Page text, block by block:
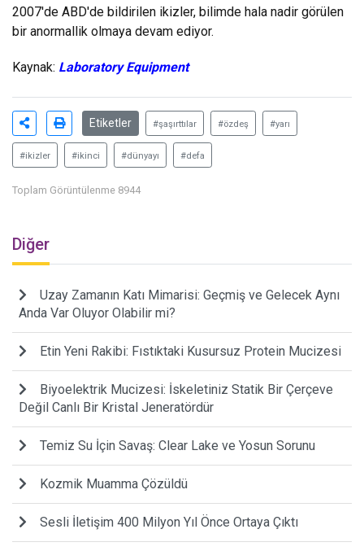
2007'de ABD'de bildirilen ikizler, bilimde hala nadir görülen
bir anormallik olmaya devam ediyor.
Kaynak: Laboratory Equipment
Etiketler #şaşırttılar #özdeş #yarı
#ikizler #ikinci #dünyayı #defa
Toplam Görüntülenme 8944
Diğer
Uzay Zamanın Katı Mimarisi: Geçmiş ve Gelecek Aynı
Anda Var Oluyor Olabilir mi?
Etin Yeni Rakibi: Fıstıktaki Kusursuz Protein Mucizesi
Biyoelektrik Mucizesi: İskeletiniz Statik Bir Çerçeve
Değil Canlı Bir Kristal Jeneratördür
Temiz Su İçin Savaş: Clear Lake ve Yosun Sorunu
Kozmik Muamma Çözüldü
Sesli İletişim 400 Milyon Yıl Önce Ortaya Çıktı